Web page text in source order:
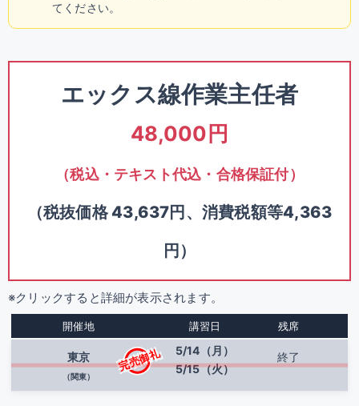
てください。
エックス線作業主任者
48,000円
（税込・テキスト代込・合格保証付）
（税抜価格 43,637円、消費税額等4,363
円）
※クリックすると詳細が表示されます。
開催地 講習日 残席
東京
（関東）
完売御礼
5/14（月）
5/15（火）
終了